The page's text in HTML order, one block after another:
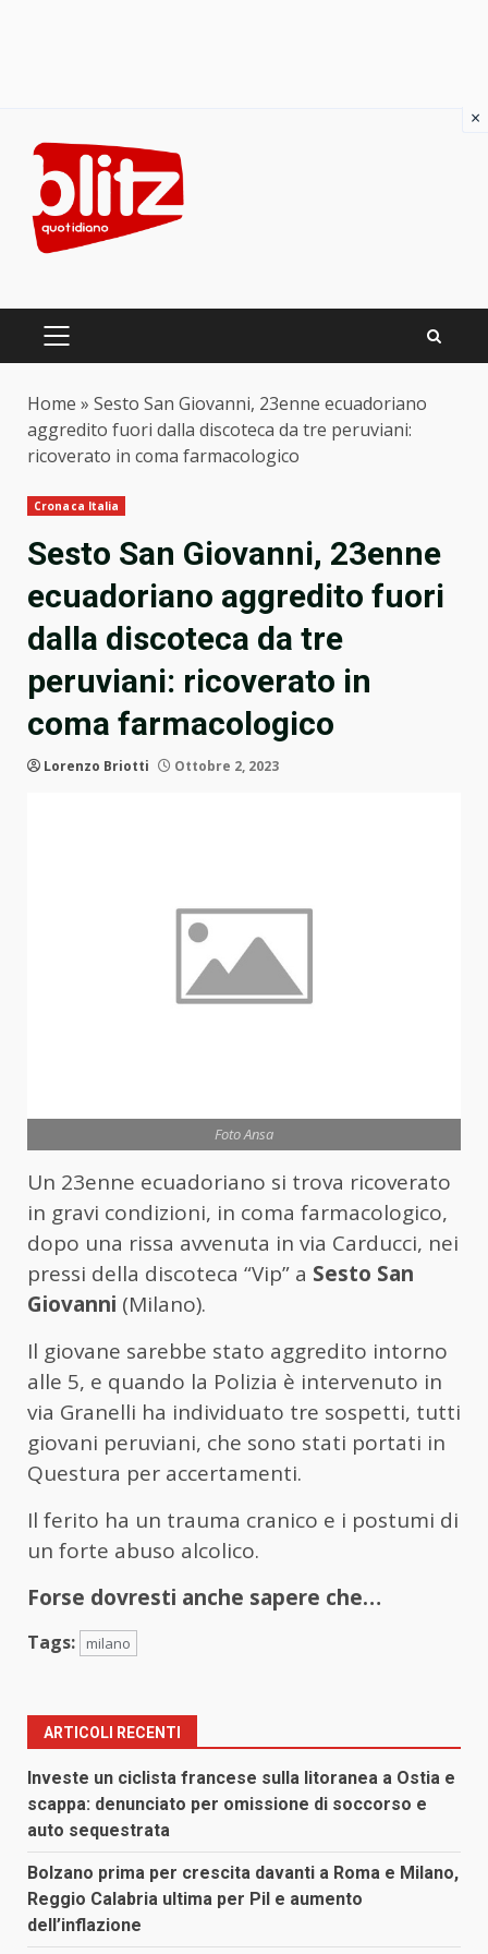
content
PRIMARY
Home » Sesto San Giovanni, 23enne ecuadoriano
aggredito fuori dalla discoteca da tre peruviani:
ricoverato in coma farmacologico
Cronaca Italia
Sesto San Giovanni, 23enne
ecuadoriano aggredito fuori
dalla discoteca da tre
peruviani: ricoverato in
coma farmacologico
Lorenzo Briotti Ottobre 2, 2023
Foto Ansa
Un 23enne ecuadoriano si trova ricoverato
in gravi condizioni, in coma farmacologico,
dopo una rissa avvenuta in via Carducci, nei
pressi della discoteca “Vip” a Sesto San
Giovanni (Milano).
Il giovane sarebbe stato aggredito intorno
alle 5, e quando la Polizia è intervenuto in
via Granelli ha individuato tre sospetti, tutti
giovani peruviani, che sono stati portati in
Questura per accertamenti.
Il ferito ha un trauma cranico e i postumi di
un forte abuso alcolico.
Forse dovresti anche sapere che…
Tags: milano
ARTICOLI RECENTI
Investe un ciclista francese sulla litoranea a Ostia e
scappa: denunciato per omissione di soccorso e
auto sequestrata
Bolzano prima per crescita davanti a Roma e Milano,
Reggio Calabria ultima per Pil e aumento
dell’inflazione
×